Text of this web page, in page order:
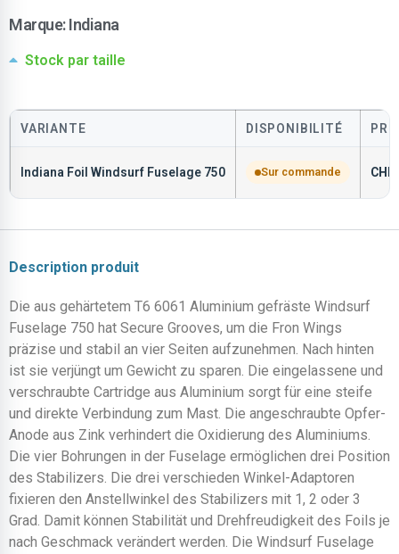
Marque:Indiana
Stock par taille
VARIANTE DISPONIBILITÉ
Indiana Foil Windsurf Fuselage 750 Sur commande CHF
Description produit
Die aus gehärtetem T6 6061 Aluminium gefräste Windsurf
Fuselage 750 hat Secure Grooves, um die Fron Wings
präzise und stabil an vier Seiten aufzunehmen. Nach hinten
ist sie verjüngt um Gewicht zu sparen. Die eingelassene und
verschraubte Cartridge aus Aluminium sorgt für eine steife
und direkte Verbindung zum Mast. Die angeschraubte Opfer-
Anode aus Zink verhindert die Oxidierung des Aluminiums.
Die vier Bohrungen in der Fuselage ermöglichen drei Position
des Stabilizers. Die drei verschieden Winkel-Adaptoren
fixieren den Anstellwinkel des Stabilizers mit 1, 2 oder 3
Grad. Damit können Stabilität und Drehfreudigkeit des Foils je
nach Geschmack verändert werden. Die Windsurf Fuselage